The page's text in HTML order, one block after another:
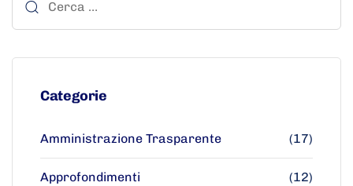
Categorie
Amministrazione Trasparente (17)
Approfondimenti (12)